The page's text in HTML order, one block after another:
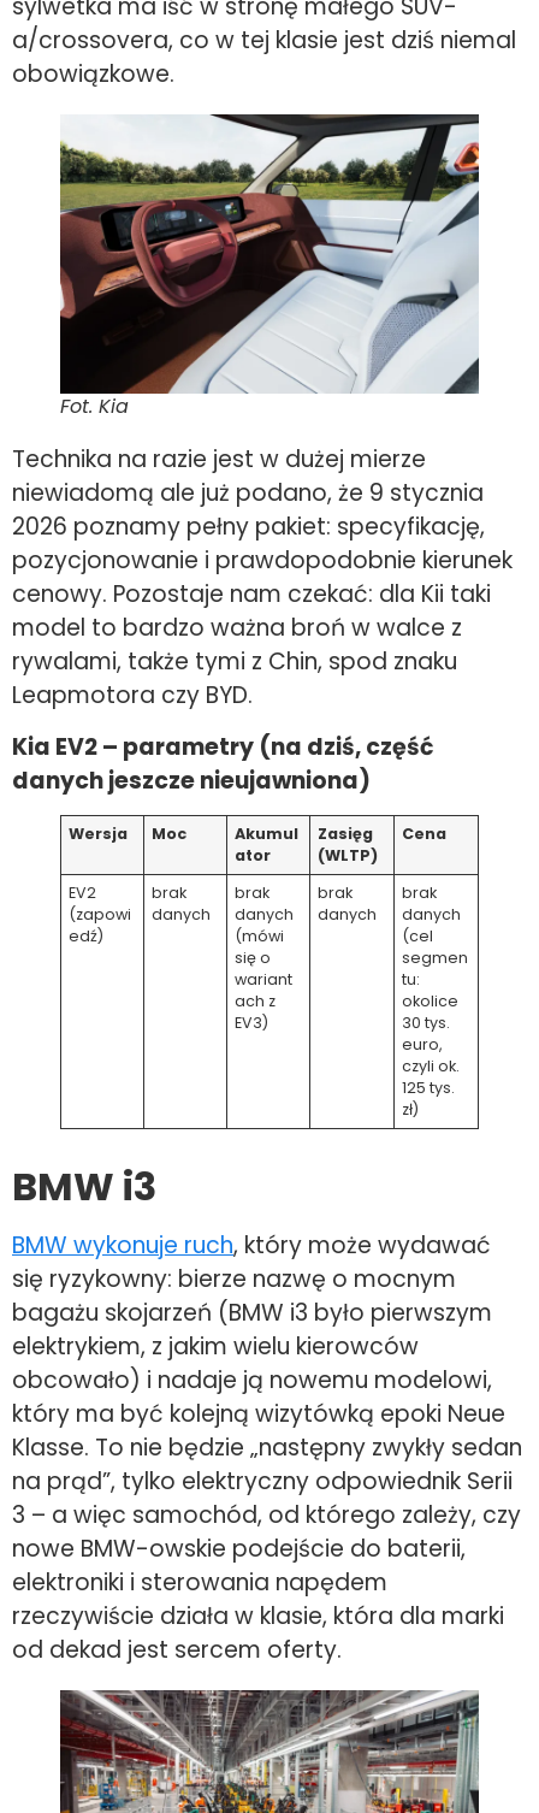
sylwetka ma iść w stronę małego SUV-
a/crossovera, co w tej klasie jest dziś niemal
obowiązkowe.
Fot. Kia
Technika na razie jest w dużej mierze
niewiadomą ale już podano, że 9 stycznia
2026 poznamy pełny pakiet: specyfikację,
pozycjonowanie i prawdopodobnie kierunek
cenowy. Pozostaje nam czekać: dla Kii taki
model to bardzo ważna broń w walce z
rywalami, także tymi z Chin, spod znaku
Leapmotora czy BYD.
Kia EV2 – parametry (na dziś, część
danych jeszcze nieujawniona)
Wersja Moc
Akumul
ator
Zasięg
(WLTP)
Cena
EV2
(zapowi
edź)
brak
danych
brak
danych
(mówi
się o
wariant
ach z
EV3)
brak
danych
brak
danych
(cel
segmen
tu:
okolice
30 tys.
euro,
czyli ok.
125 tys.
zł)
BMW i3
BMW wykonuje ruch, który może wydawać
się ryzykowny: bierze nazwę o mocnym
bagażu skojarzeń (BMW i3 było pierwszym
elektrykiem, z jakim wielu kierowców
obcowało) i nadaje ją nowemu modelowi,
który ma być kolejną wizytówką epoki Neue
Klasse. To nie będzie „następny zwykły sedan
na prąd”, tylko elektryczny odpowiednik Serii
3 – a więc samochód, od którego zależy, czy
nowe BMW-owskie podejście do baterii,
elektroniki i sterowania napędem
rzeczywiście działa w klasie, która dla marki
od dekad jest sercem oferty.